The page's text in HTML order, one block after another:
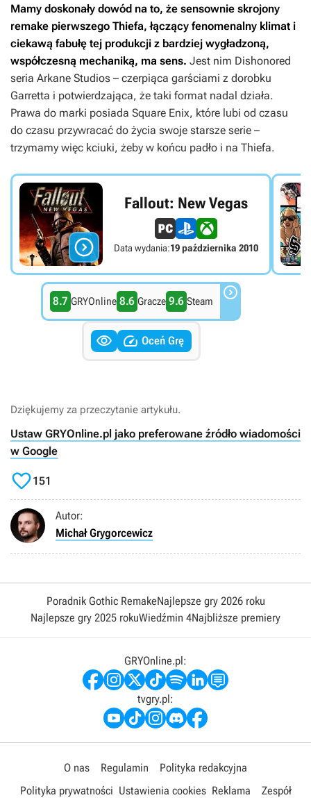
Mamy doskonały dowód na to, że sensownie skrojony
remake pierwszego Thiefa, łączący fenomenalny klimat i
ciekawą fabułę tej produkcji z bardziej wygładzoną,
współczesną mechaniką, ma sens. Jest nim Dishonored
seria Arkane Studios – czerpiąca garściami z dorobku
Garretta i potwierdzająca, że taki format nadal działa.
Prawa do marki posiada Square Enix, które lubi od czasu
do czasu przywracać do życia swoje starsze serie –
trzymamy więc kciuki, żeby w końcu padło i na Thiefa.

Fallout: New Vegas
Data wydania:19 października 2010
8.7 GRYOnline 8.6 Gracze 9.6 Steam 
  Oceń Grę
Dziękujemy za przeczytanie artykułu.
Ustaw GRYOnline.pl jako preferowane źródło wiadomości
w Google
151
Autor:
Michał Grygorcewicz
Poradnik Gothic RemakeNajlepsze gry 2026 roku
Najlepsze gry 2025 rokuWiedźmin 4Najbliższe premiery
GRYOnline.pl:
tvgry.pl:
O nas Regulamin
Polityka redakcyjna
Polityka prywatności Ustawienia cookies Reklama
Zespół